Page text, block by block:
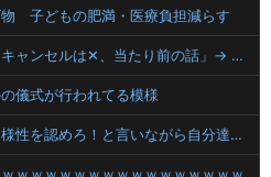
子どもの肥満・医療負担減らす
ゲーム会社「決定ボタンは〇、キャンセルは✕、当たり前の話」→ ゲーム会社「今日から決定ボタンは✕にしまーす！！！」
儀式が行われてる模様
【悲報】落語家「リベラルは多様性を認めろ！と言いながら自分達と違う意見には執拗に攻撃してくる！」ｗｗｗｗｗｗｗｗｗｗｗｗｗｗ【HotTweets】